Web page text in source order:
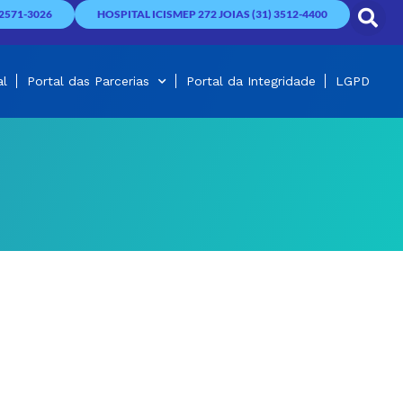
3026 HOSPITAL ICISMEP 272 JOIAS (31) 3512-4400
Portal das Parcerias Portal da Integridade LGPD